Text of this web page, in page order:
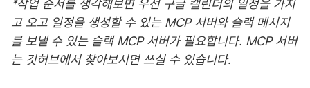
*작업 순서를 생각해보면 우선 구글 캘린더의 일정을 가지
고 오고 일정을 생성할 수 있는 MCP 서버와 슬랙 메시지
를 보낼 수 있는 슬랙 MCP 서버가 필요합니다. MCP 서버
는 깃허브에서 찾아보시면 쓰실 수 있습니다.